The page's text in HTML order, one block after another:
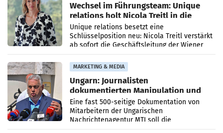
Wechsel im Führungsteam: Unique
relations holt Nicola Treitl in die
Geschäftsleitung
Unique relations besetzt eine
Schlüsselposition neu: Nicola Treitl verstärkt
ab sofort die Geschäftsleitung der Wiener
PR-Agentur an der Seite von Josef Kalina und
Anna Kalina-Mahr.
MARKETING & MEDIA
Ungarn: Journalisten
dokumentierten Manipulation und
Zensur
Eine fast 500-seitige Dokumentation von
Mitarbeitern der Ungarischen
Nachrichtenagentur MTI soll die
systematische Nachrichten-Manipulation und